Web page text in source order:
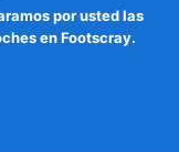
por usted las
en Footscray.